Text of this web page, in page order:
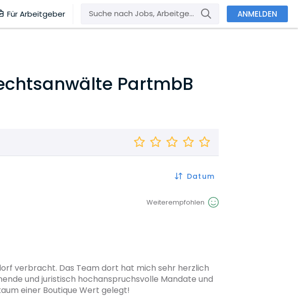
Für Arbeitgeber ANMELDEN
PartmbB
Datum
Weiterempfohlen
verbracht. Das Team dort hat mich sehr herzlich
und juristisch hochanspruchsvolle Mandate und
einer Boutique Wert gelegt!